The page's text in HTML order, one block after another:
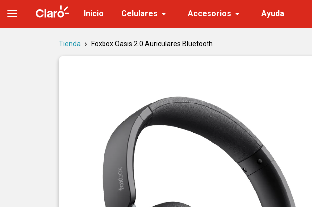
Inicio Celulares Accesorios Ayuda
Tienda Foxbox Oasis 2.0 Auriculares Bluetooth
Foxbox Oasis Auriculares Bluetooth con ANC